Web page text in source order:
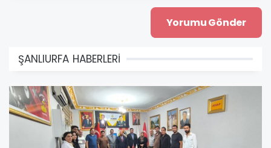
ŞANLIURFA HABERLERİ